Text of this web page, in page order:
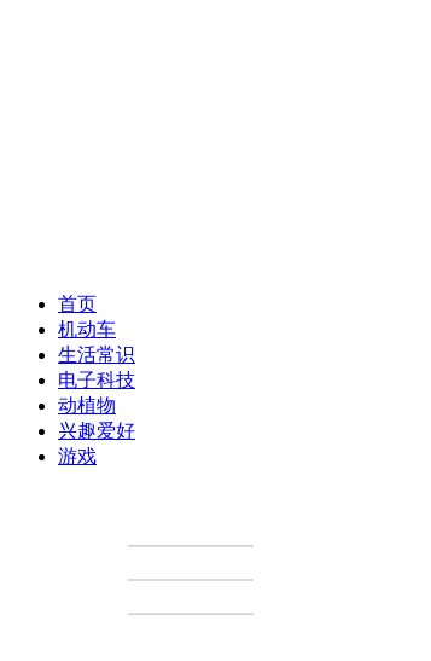
首页
机动车
生活常识
电子科技
动植物
兴趣爱好
游戏